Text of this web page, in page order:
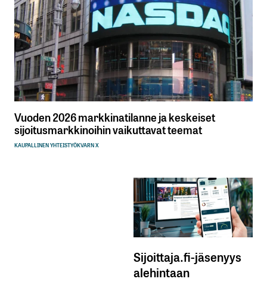
Vuoden 2026 markkinatilanne ja keskeiset
sijoitusmarkkinoihin vaikuttavat teemat
KAUPALLINEN YHTEISTYÖKVARN X
Sijoittaja.fi-jäsenyys
alehintaan